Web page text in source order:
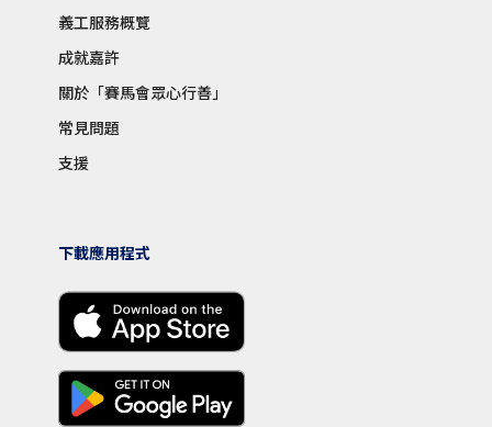
義工服務概覽
成就嘉許
關於「賽馬會眾心行善」
常見問題
支援
下載應用程式